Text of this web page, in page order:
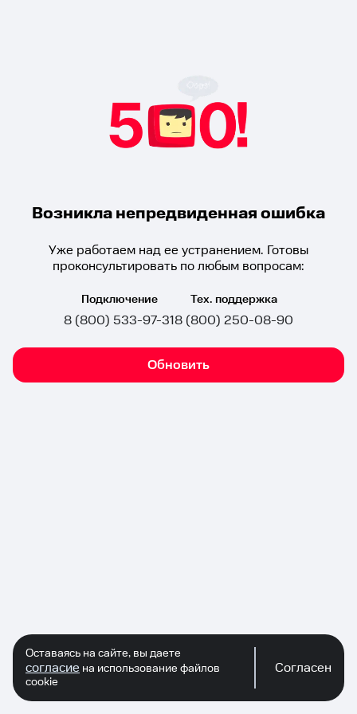
Возникла непредвиденная ошибка
Уже работаем над ее устранением. Готовы
проконсультировать по любым вопросам:
Подключение
8 (800) 533-97-31
Тех. поддержка
8 (800) 250-08-90
Обновить
Оставаясь на сайте, вы даете
согласие на использование файлов
cookie
Согласен